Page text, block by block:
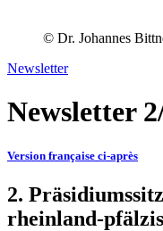
© Dr. Johannes
Newsletter
Newsletter
Version française ci-après
2.
rheinland-